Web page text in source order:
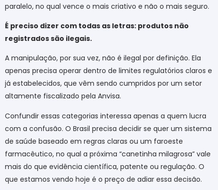
paralelo, no qual vence o mais criativo e não o mais seguro.
É preciso dizer com todas as letras: produtos não
registrados são ilegais.
A manipulação, por sua vez, não é ilegal por definição. Ela
apenas precisa operar dentro de limites regulatórios claros e
já estabelecidos, que vêm sendo cumpridos por um setor
altamente fiscalizado pela Anvisa.
Confundir essas categorias interessa apenas a quem lucra
com a confusão. O Brasil precisa decidir se quer um sistema
de saúde baseado em regras claras ou um faroeste
farmacêutico, no qual a próxima “canetinha milagrosa” vale
mais do que evidência científica, patente ou regulação. O
que estamos vendo hoje é o preço de adiar essa decisão.